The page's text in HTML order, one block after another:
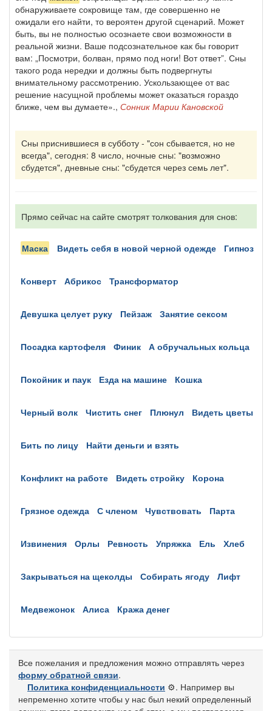
обнаруживаете сокровище там, где совершенно не
ожидали его найти, то вероятен другой сценарий. Может
быть, вы не полностью осознаете свои возможности в
реальной жизни. Ваше подсознательное как бы говорит
вам: „Посмотри, болван, прямо под ноги! Вот ответ”. Сны
такого рода нередки и должны быть подвергнуты
внимательному рассмотрению. Ускользающее от вас
решение насущной проблемы может оказаться гораздо
ближе, чем вы думаете»., Сонник Марии Кановской
Сны приснившиеся в субботу - "сон сбывается, но не
всегда", сегодня: 8 число, ночные сны: "возможно
сбудется", дневные сны: "сбудется через семь лет".
Прямо сейчас на сайте смотрят толкования для снов:
маска видеть себя в новой черной одежде гипноз
конверт абрикос трансформатор
девушка целует руку пейзаж занятие сексом
посадка картофеля финик а обручальных кольца
покойник и паук езда на машине кошка
черный волк чистить снег плюнул видеть цветы
бить по лицу найти деньги и взять
конфликт на работе видеть стройку корона
грязное одежда с членом чувствовать парта
извинения орлы ревность упряжка ель хлеб
закрываться на щеколды собирать ягоду лифт
медвежонок алиса кража денег
Все пожелания и предложения можно отправлять через
форму обратной связи.
Политика конфиденциальности ⚙️. Например вы
непременно хотите чтобы у нас был некий определенный